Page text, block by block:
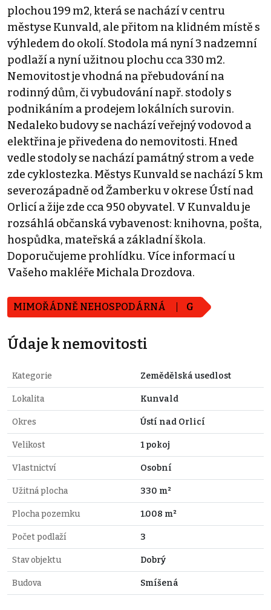
plochou 199 m2, která se nachází v centru
městyse Kunvald, ale přitom na klidném místě s
výhledem do okolí. Stodola má nyní 3 nadzemní
podlaží a nyní užitnou plochu cca 330 m2.
Nemovitost je vhodná na přebudování na
rodinný dům, či vybudování např. stodoly s
podnikáním a prodejem lokálních surovin.
Nedaleko budovy se nachází veřejný vodovod a
elektřina je přivedena do nemovitosti. Hned
vedle stodoly se nachází památný strom a vede
zde cyklostezka. Městys Kunvald se nachází 5 km
severozápadně od Žamberku v okrese Ústí nad
Orlicí a žije zde cca 950 obyvatel. V Kunvaldu je
rozsáhlá občanská vybavenost: knihovna, pošta,
hospůdka, mateřská a základní škola.
Doporučujeme prohlídku. Více informací u
Vašeho makléře Michala Drozdova.
MIMOŘÁDNĚ NEHOSPODÁRNÁ G
Údaje k nemovitosti
Kategorie Zemědělská usedlost
Lokalita Kunvald
Okres Ústí nad Orlicí
Velikost 1 pokoj
Vlastnictví Osobní
Užitná plocha 330 m²
Plocha pozemku 1.008 m²
Počet podlaží 3
Stav objektu Dobrý
Budova Smíšená